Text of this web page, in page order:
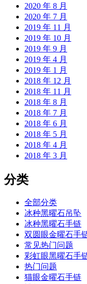
2020 年 8 月
2020 年 7 月
2019 年 11 月
2019 年 10 月
2019 年 9 月
2019 年 4 月
2019 年 1 月
2018 年 12 月
2018 年 11 月
2018 年 8 月
2018 年 7 月
2018 年 6 月
2018 年 5 月
2018 年 4 月
2018 年 3 月
分类
全部分类
冰种黑曜石吊坠
冰种黑曜石手链
双圆眼金曜石手
常见热门问题
彩虹眼黑曜石手
热门问题
猫眼金曜石手链